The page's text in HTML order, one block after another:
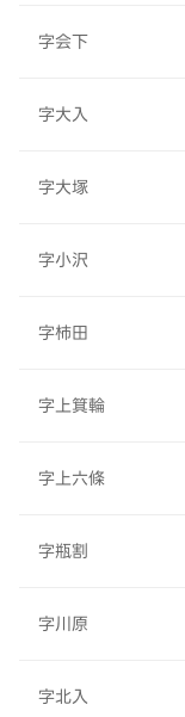
字会下
字大入
字大塚
字小沢
字柿田
字上箕輪
字上六條
字瓶割
字川原
字北入